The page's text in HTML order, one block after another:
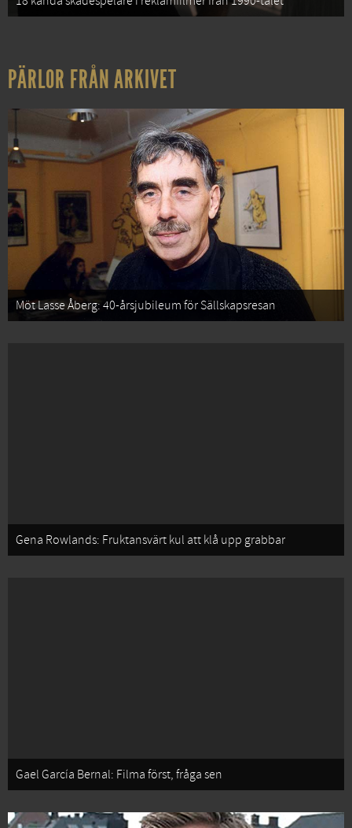
PÄRLOR FRÅN ARKIVET
Möt Lasse Åberg: 40-årsjubileum för Sällskapsresan
Gena Rowlands: Fruktansvärt kul att klå upp grabbar
Gael García Bernal: Filma först, fråga sen